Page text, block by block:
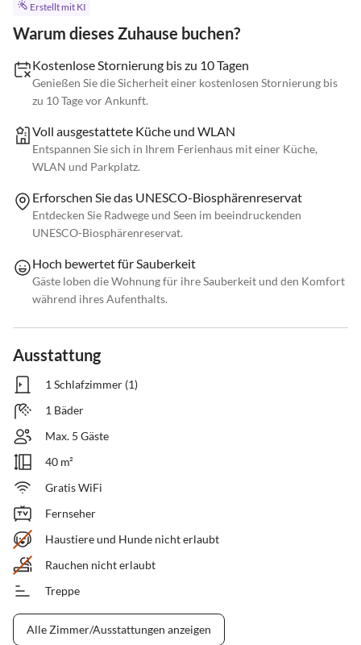
Erstellt mit KI
Warum dieses Zuhause buchen?
Kostenlose Stornierung bis zu 10 Tagen
Genießen Sie die Sicherheit einer kostenlosen Stornierung bis
zu 10 Tage vor Ankunft.
Voll ausgestattete Küche und WLAN
Entspannen Sie sich in Ihrem Ferienhaus mit einer Küche,
WLAN und Parkplatz.
Erforschen Sie das UNESCO-Biosphärenreservat
Entdecken Sie Radwege und Seen im beeindruckenden
UNESCO-Biosphärenreservat.
Hoch bewertet für Sauberkeit
Gäste loben die Wohnung für ihre Sauberkeit und den Komfort
während ihres Aufenthalts.
Ausstattung
1 Schlafzimmer (1)
1 Bäder
Max. 5 Gäste
40 m²
Gratis WiFi
Fernseher
Haustiere und Hunde nicht erlaubt
Rauchen nicht erlaubt
Treppe
Alle Zimmer/Ausstattungen anzeigen